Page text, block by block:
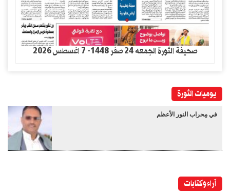
صحيفة الثورة الجمعه 24 صفر 1448- 7 اغسطس 2026
يوميات الثورة
في مِحراب النور الأعظم
آراء وكتابات